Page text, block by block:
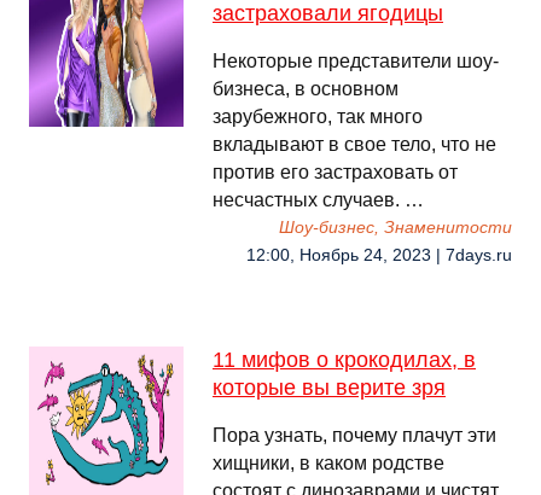
застраховали ягодицы
Некоторые представители шоу-
бизнеса, в основном
зарубежного, так много
вкладывают в свое тело, что не
против его застраховать от
несчастных случаев. …
Шоу-бизнес, Знаменитости
12:00, Ноябрь 24, 2023 | 7days.ru
11 мифов о крокодилах, в
которые вы верите зря
Пора узнать, почему плачут эти
хищники, в каком родстве
состоят с динозаврами и чистят